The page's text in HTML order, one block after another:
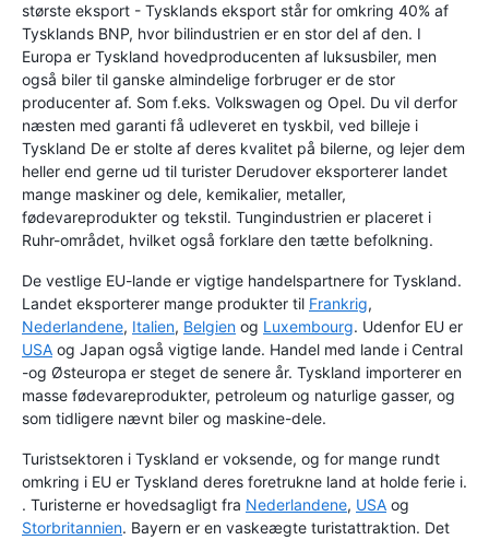
største eksport - Tysklands eksport står for omkring 40% af
Tysklands BNP, hvor bilindustrien er en stor del af den. I
Europa er Tyskland hovedproducenten af luksusbiler, men
også biler til ganske almindelige forbruger er de stor
producenter af. Som f.eks. Volkswagen og Opel. Du vil derfor
næsten med garanti få udleveret en tyskbil, ved billeje i
Tyskland De er stolte af deres kvalitet på bilerne, og lejer dem
heller end gerne ud til turister Derudover eksporterer landet
mange maskiner og dele, kemikalier, metaller,
fødevareprodukter og tekstil. Tungindustrien er placeret i
Ruhr-området, hvilket også forklare den tætte befolkning.
De vestlige EU-lande er vigtige handelspartnere for Tyskland.
Landet eksporterer mange produkter til Frankrig,
Nederlandene, Italien, Belgien og Luxembourg. Udenfor EU er
USA og Japan også vigtige lande. Handel med lande i Central
-og Østeuropa er steget de senere år. Tyskland importerer en
masse fødevareprodukter, petroleum og naturlige gasser, og
som tidligere nævnt biler og maskine-dele.
Turistsektoren i Tyskland er voksende, og for mange rundt
omkring i EU er Tyskland deres foretrukne land at holde ferie i.
. Turisterne er hovedsagligt fra Nederlandene, USA og
Storbritannien. Bayern er en vaskeægte turistattraktion. Det